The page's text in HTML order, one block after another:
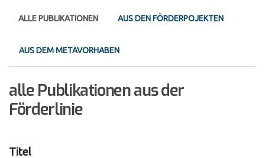
Primary
tabs
ALLE PUBLIKATIONEN AUS DEN FÖRDERPOJEKTEN
AUS DEM METAVORHABEN
alle Publikationen aus der
Förderlinie
Titel